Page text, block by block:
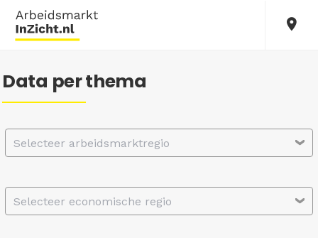
Data per thema
Selecteer arbeidsmarktregio
Selecteer economische regio